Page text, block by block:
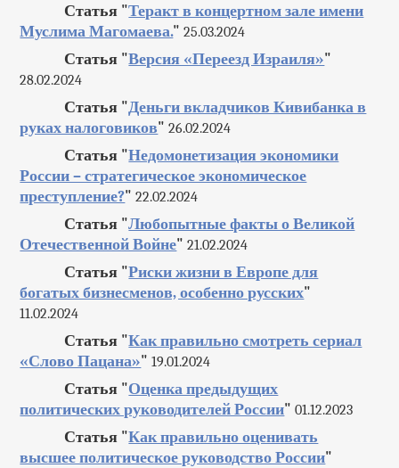
Статья "Теракт в концертном зале имени
Муслима Магомаева." 25.03.2024
Статья "Версия «Переезд Израиля»"
28.02.2024
Статья "Деньги вкладчиков Кивибанка в
руках налоговиков" 26.02.2024
Статья "Недомонетизация экономики
России – стратегическое экономическое
преступление?" 22.02.2024
Статья "Любопытные факты о Великой
Отечественной Войне" 21.02.2024
Статья "Риски жизни в Европе для
богатых бизнесменов, особенно русских"
11.02.2024
Статья "Как правильно смотреть сериал
«Слово Пацана»" 19.01.2024
Статья "Оценка предыдущих
политических руководителей России" 01.12.2023
Статья "Как правильно оценивать
высшее политическое руководство России"